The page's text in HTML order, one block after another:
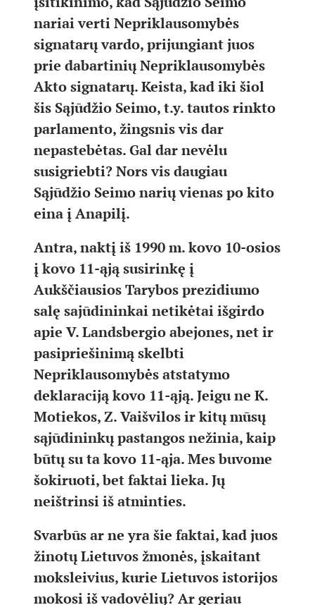
nariai verti Nepriklausomybės
signatarų vardo, prijungiant juos
prie dabartinių Nepriklausomybės
Akto signatarų. Keista, kad iki šiol
šis Sąjūdžio Seimo, t.y. tautos rinkto
parlamento, žingsnis vis dar
nepastebėtas. Gal dar nevėlu
susigriebti? Nors vis daugiau
Sąjūdžio Seimo narių vienas po kito
eina į Anapilį.
Antra, naktį iš 1990 m. kovo 10-osios
į kovo 11-ąją susirinkę į
Aukščiausios Tarybos prezidiumo
salę sajūdininkai netikėtai išgirdo
apie V. Landsbergio abejones, net ir
pasipriešinimą skelbti
Nepriklausomybės atstatymo
deklaraciją kovo 11-ąją. Jeigu ne K.
Motiekos, Z. Vaišvilos ir kitų mūsų
sąjūdininkų pastangos nežinia, kaip
būtų su ta kovo 11-ąja. Mes buvome
šokiruoti, bet faktai lieka. Jų
neištrinsi iš atminties.
Svarbūs ar ne yra šie faktai, kad juos
žinotų Lietuvos žmonės, įskaitant
moksleivius, kurie Lietuvos istorijos
mokosi iš vadovėlių? Ar geriau